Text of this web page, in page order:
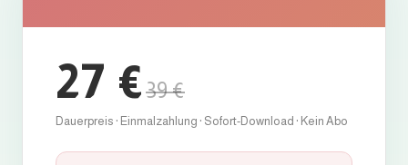
27 €39 €
Dauerpreis · Einmalzahlung · Sofort-Download · Kein Abo